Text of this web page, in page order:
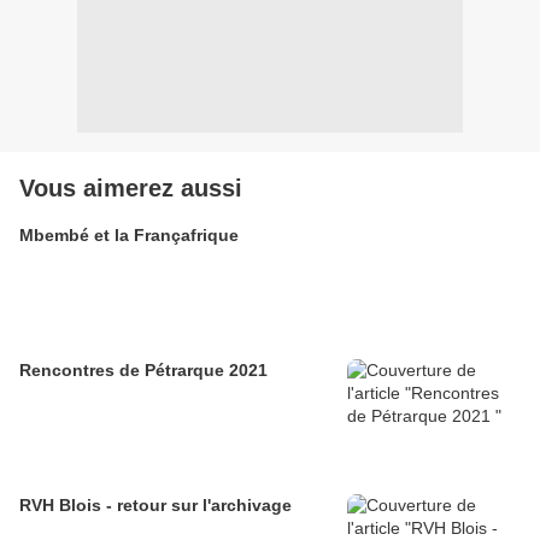
Vous aimerez aussi
Mbembé et la Françafrique
Rencontres de Pétrarque 2021
RVH Blois - retour sur l'archivage